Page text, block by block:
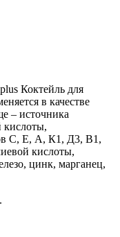
Коктейль для
в качестве
– источника
кислоты,
С, Е, А, К1, Д3, B1,
кислоты,
цинк, марганец,